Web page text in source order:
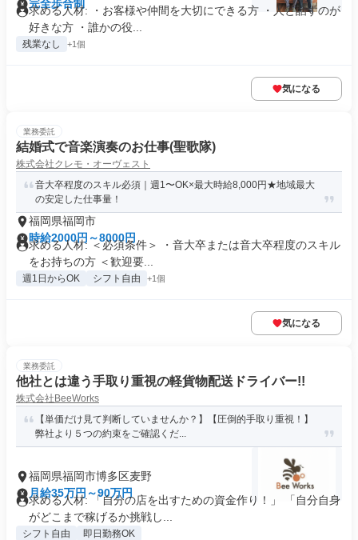
完全歩合制
求める人材: ・お客様や仲間を大切にできる方 ・人と話すのが
好きな方 ・誰かの役...
残業なし +1個
気になる
業務委託
結婚式で音楽演奏のお仕事(聖歌隊)
株式会社クレモ・オーヴェスト
音大卒程度のスキル必須｜週1〜OK×最大時給8,000円★地域最大
の安定した仕事量！
福岡県福岡市
時給2000円～8000円
求める人材: ＜必須条件＞ ・音大卒または音大卒程度のスキル
をお持ちの方 ＜歓迎要...
週1日からOK シフト自由 +1個
気になる
業務委託
他社とは違う手取り重視の軽貨物配送ドライバー!!
株式会社BeeWorks
【単価だけ見て判断していませんか？】【圧倒的手取り重視！】
弊社より５つの約束をご確認くだ...
福岡県福岡市博多区麦野
月給35万円～90万円
求める人材: 「自分の店を出すための資金作り！」 「自分自身
がどこまで稼げるか挑戦し...
シフト自由 即日勤務OK